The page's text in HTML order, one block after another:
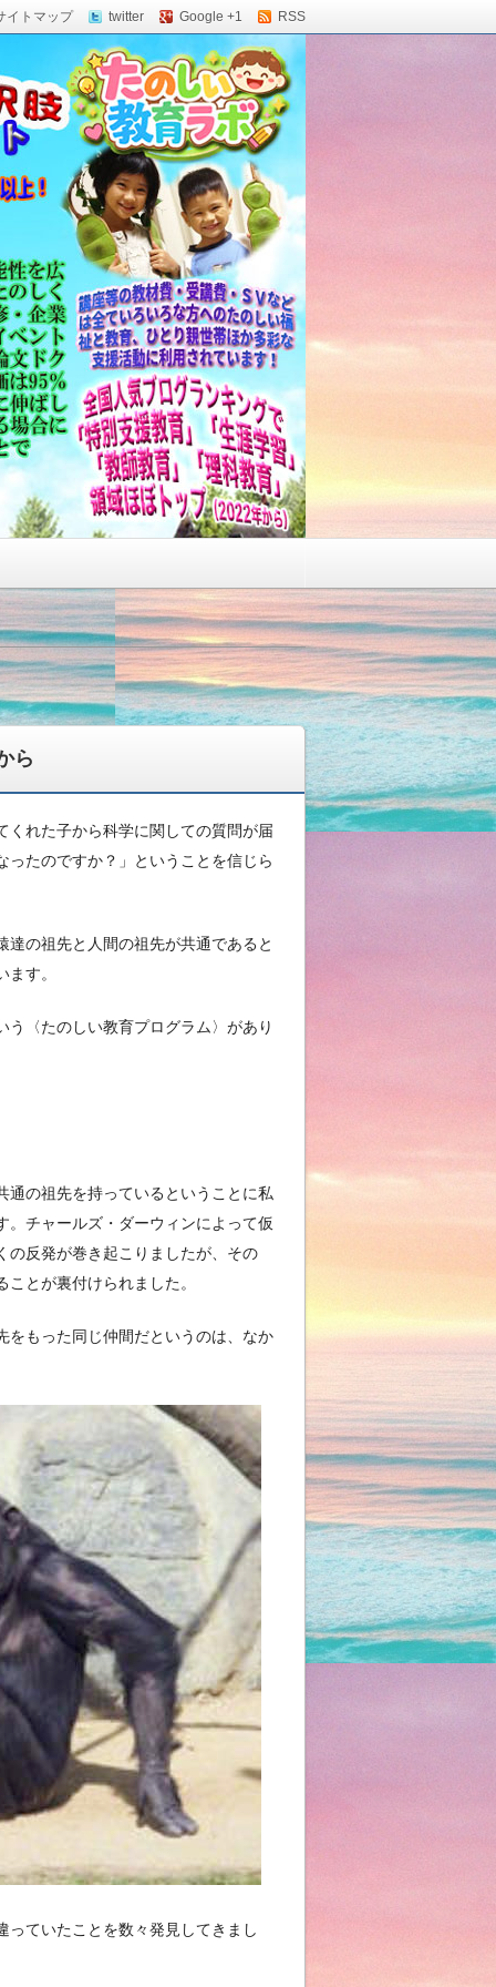
イトマップ twitter Google +1 RSS
ら
れた子から科学に関しての質問が届
たのですか？」ということを信じら
の祖先と人間の祖先が共通であると
す。
〈たのしい教育プログラム〉があり
の祖先を持っているということに私
。チャールズ・ダーウィンによって仮
の反発が巻き起こりましたが、その
とが裏付けられました。
もった同じ仲間だというのは、なか
ていたことを数々発見してきまし